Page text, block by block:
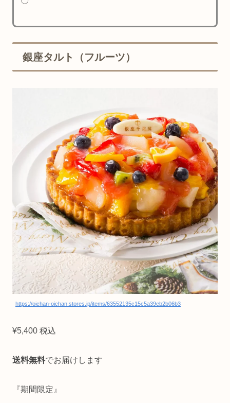
銀座タルト（フルーツ）
https://oichan-oichan.stores.jp/items/63552135c15c5a39eb2b06b3
¥5,400 税込
送料無料でお届けします
『期間限定』